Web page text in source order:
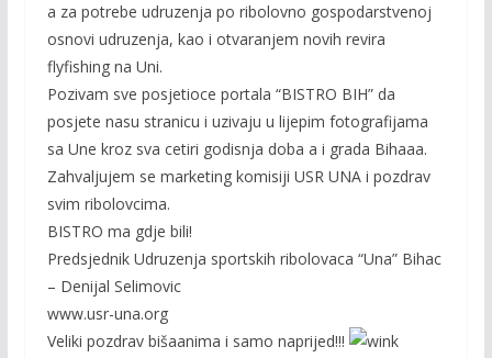
a za potrebe udruzenja po ribolovno gospodarstvenoj
osnovi udruzenja, kao i otvaranjem novih revira
flyfishing na Uni.
Pozivam sve posjetioce portala “BISTRO BIH” da
posjete nasu stranicu i uzivaju u lijepim fotografijama
sa Une kroz sva cetiri godisnja doba a i grada Bihaaa.
Zahvaljujem se marketing komisiji USR UNA i pozdrav
svim ribolovcima.
BISTRO ma gdje bili!
Predsjednik Udruzenja sportskih ribolovaca “Una” Bihac
– Denijal Selimovic
www.usr-una.org
Veliki pozdrav bišaanima i samo naprijed!!!